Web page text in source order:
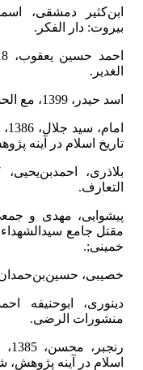
بیروت: دار الفکر.
الغدیر.
اسد حیدر، 1399، مع الحسین7فی نهضته، بیروت: دار التعارف.
تاریخ اسلام در آینه
التعارف.
مقتل جامع
خمینی;.
خصیبی، حسین‌بن‌حمدان، 1419ق، الهدایة الکبری، بیروت:
منشورات الرضی.
اسلام در آینه پژوهش،